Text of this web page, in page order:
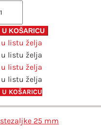
U KOŠARICU
listu želja
listu želja
listu želja
listu želja
U KOŠARICU